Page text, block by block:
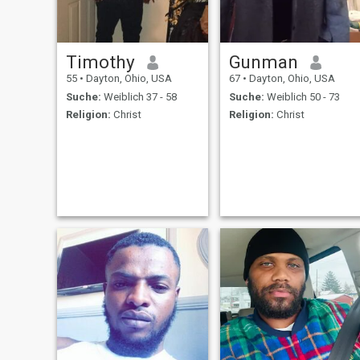
Timothy
55 • Dayton, Ohio, USA
Suche: Weiblich 37 - 58
Religion: Christ
Gunman
67 • Dayton, Ohio, USA
Suche: Weiblich 50 - 73
Religion: Christ